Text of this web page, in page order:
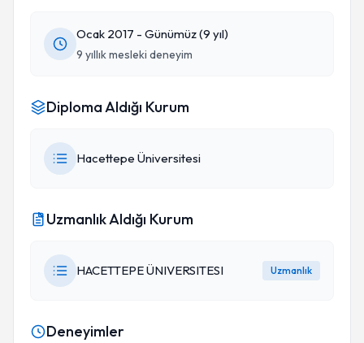
Ocak 2017 - Günümüz (9 yıl)
9 yıllık mesleki deneyim
Diploma Aldığı Kurum
Hacettepe Üniversitesi
Uzmanlık Aldığı Kurum
HACETTEPE ÜNIVERSITESI Uzmanlık
Deneyimler